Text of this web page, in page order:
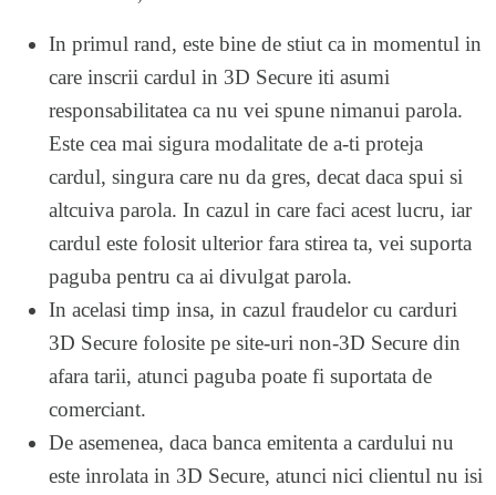
In primul rand, este bine de stiut ca in momentul in
care inscrii cardul in 3D Secure iti asumi
responsabilitatea ca nu vei spune nimanui parola.
Este cea mai sigura modalitate de a-ti proteja
cardul, singura care nu da gres, decat daca spui si
altcuiva parola. In cazul in care faci acest lucru, iar
cardul este folosit ulterior fara stirea ta, vei suporta
paguba pentru ca ai divulgat parola.
In acelasi timp insa, in cazul fraudelor cu carduri
3D Secure folosite pe site-uri non-3D Secure din
afara tarii, atunci paguba poate fi suportata de
comerciant.
De asemenea, daca banca emitenta a cardului nu
este inrolata in 3D Secure, atunci nici clientul nu isi